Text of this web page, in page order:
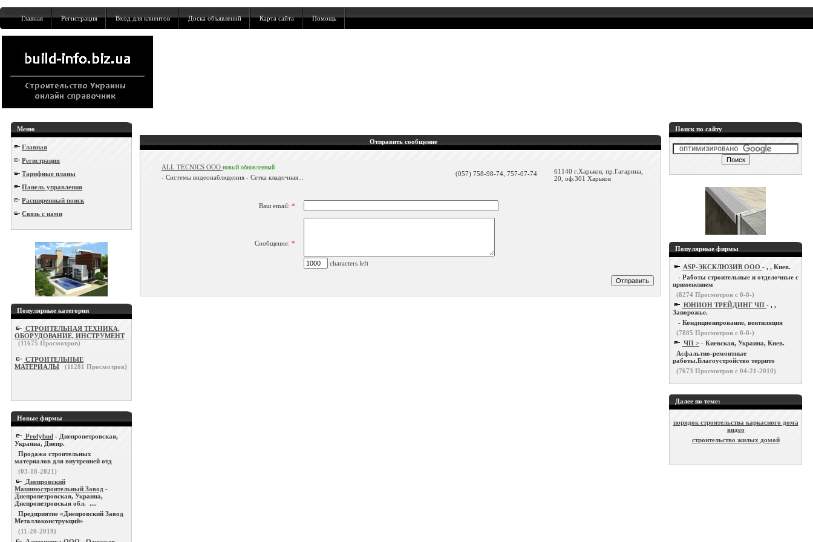
Главная Регистрация Вход для клиентов Доска объявлений Карта сайта Помощь
Меню
Главная
Регистрация
Тарифные планы
Панель управления
Расширенный поиск
Связь с нами
Популярные категории
СТРОИТЕЛЬНАЯ ТЕХНИКА,
ОБОРУДОВАНИЕ, ИНСТРУМЕНТ
(11675 Просмотров)
СТРОИТЕЛЬНЫЕ
МАТЕРИАЛЫ
(11281 Просмотров)
Новые фирмы
Profybud - Днепропетровская,
Украина, Днепр.
Продажа строительных
материалов для внутренней отд
(03-18-2021)
Днепровский
Машиностроительный Завод -
Днепропетровская, Украина,
Днепропетровская обл. ....
Предприятие «Днепровский Завод
Металлоконструкций»
(11-20-2019)
Отправить сообщение
ALL TECNICS ООО новый обновленный
- Системы видеонаблюдения - Сетка кладочная... (057) 758-98-74, 757-07-74
61140 г.Харьков, пр.Гагарина,
20, оф.301 Харьков
Ваш email: *
Сообщение: *
characters left
Поиск по сайту
Популярные фирмы
ASP-ЭКСКЛЮЗИВ ООО - , , Киев.
- Работы строительные и отделочные с
применением
(8274 Просмотров с 0-0-)
ЮНИОН ТРЕЙДИНГ ЧП - , ,
Запорожье.
- Кондиционирование, вентиляция
(7885 Просмотров с 0-0-)
ЧП > - Киевская, Украина, Киев.
Асфальтно-ремонтные
работы.Благоустройство террито
(7673 Просмотров с 04-21-2010)
Далее по теме:
порядок строительства каркасного дома
видео
строительство жилых домой